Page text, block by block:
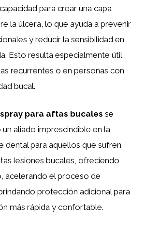
para crear una capa
la úlcera, lo que ayuda a prevenir
y reducir la sensibilidad en
Esto resulta especialmente útil
recurrentes o en personas con
bucal.
spray para aftas bucales se
aliado imprescindible en la
dental para aquellos que sufren
lesiones bucales, ofreciendo
acelerando el proceso de
protección adicional para
más rápida y confortable.